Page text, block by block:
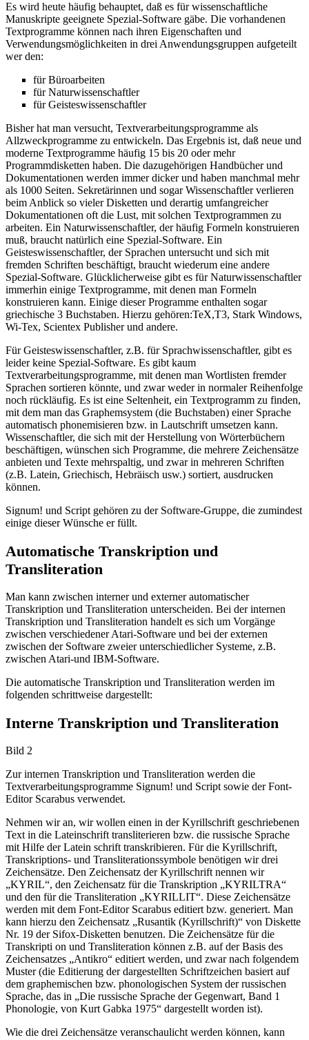
Es wird heute häufig behauptet, daß es für wissenschaftliche
Manuskripte geeignete Spezial-Software gäbe. Die vorhandenen
Textprogramme können nach ihren Eigenschaften und
Verwendungsmöglichkeiten in drei Anwendungsgruppen aufgeteilt
wer den:
für Büroarbeiten
für Naturwissenschaftler
für Geisteswissenschaftler
Bisher hat man versucht, Textverarbeitungsprogramme als
Allzweckprogramme zu entwickeln. Das Ergebnis ist, daß neue und
moderne Textprogramme häufig 15 bis 20 oder mehr
Programmdisketten haben. Die dazugehörigen Handbücher und
Dokumentationen werden immer dicker und haben manchmal mehr
als 1000 Seiten. Sekretärinnen und sogar Wissenschaftler verlieren
beim Anblick so vieler Disketten und derartig umfangreicher
Dokumentationen oft die Lust, mit solchen Textprogrammen zu
arbeiten. Ein Naturwissenschaftler, der häufig Formeln konstruieren
muß, braucht natürlich eine Spezial-Software. Ein
Geisteswissenschaftler, der Sprachen untersucht und sich mit
fremden Schriften beschäftigt, braucht wiederum eine andere
Spezial-Software. Glücklicherweise gibt es für Naturwissenschaftler
immerhin einige Textprogramme, mit denen man Formeln
konstruieren kann. Einige dieser Programme enthalten sogar
griechische 3 Buchstaben. Hierzu gehören:TeX,T3, Stark Windows,
Wi-Tex, Scientex Publisher und andere.
Für Geisteswissenschaftler, z.B. für Sprachwissenschaftler, gibt es
leider keine Spezial-Software. Es gibt kaum
Textverarbeitungsprogramme, mit denen man Wortlisten fremder
Sprachen sortieren könnte, und zwar weder in normaler Reihenfolge
noch rückläufig. Es ist eine Seltenheit, ein Textprogramm zu finden,
mit dem man das Graphemsystem (die Buchstaben) einer Sprache
automatisch phonemisieren bzw. in Lautschrift umsetzen kann.
Wissenschaftler, die sich mit der Herstellung von Wörterbüchern
beschäftigen, wünschen sich Programme, die mehrere Zeichensätze
anbieten und Texte mehrspaltig, und zwar in mehreren Schriften
(z.B. Latein, Griechisch, Hebräisch usw.) sortiert, ausdrucken
können.
Signum! und Script gehören zu der Software-Gruppe, die zumindest
einige dieser Wünsche er füllt.
Automatische Transkription und
Transliteration
Man kann zwischen interner und externer automatischer
Transkription und Transliteration unterscheiden. Bei der internen
Transkription und Transliteration handelt es sich um Vorgänge
zwischen verschiedener Atari-Software und bei der externen
zwischen der Software zweier unterschiedlicher Systeme, z.B.
zwischen Atari-und IBM-Software.
Die automatische Transkription und Transliteration werden im
folgenden schrittweise dargestellt:
Interne Transkription und Transliteration
Bild 2
Zur internen Transkription und Transliteration werden die
Textverarbeitungsprogramme Signum! und Script sowie der Font-
Editor Scarabus verwendet.
Nehmen wir an, wir wollen einen in der Kyrillschrift geschriebenen
Text in die Lateinschrift transliterieren bzw. die russische Sprache
mit Hilfe der Latein schrift transkribieren. Für die Kyrillschrift,
Transkriptions- und Transliterationssymbole benötigen wir drei
Zeichensätze. Den Zeichensatz der Kyrillschrift nennen wir
„KYRIL“, den Zeichensatz für die Transkription „KYRILTRA“
und den für die Transliteration „KYRILLIT“. Diese Zeichensätze
werden mit dem Font-Editor Scarabus editiert bzw. generiert. Man
kann hierzu den Zeichensatz „Rusantik (Kyrillschrift)“ von Diskette
Nr. 19 der Sifox-Disketten benutzen. Die Zeichensätze für die
Transkripti on und Transliteration können z.B. auf der Basis des
Zeichensatzes „Antikro“ editiert werden, und zwar nach folgendem
Muster (die Editierung der dargestellten Schriftzeichen basiert auf
dem graphemischen bzw. phonologischen System der russischen
Sprache, das in „Die russische Sprache der Gegenwart, Band 1
Phonologie, von Kurt Gabka 1975“ dargestellt worden ist).
Wie die drei Zeichensätze veranschaulicht werden können, kann